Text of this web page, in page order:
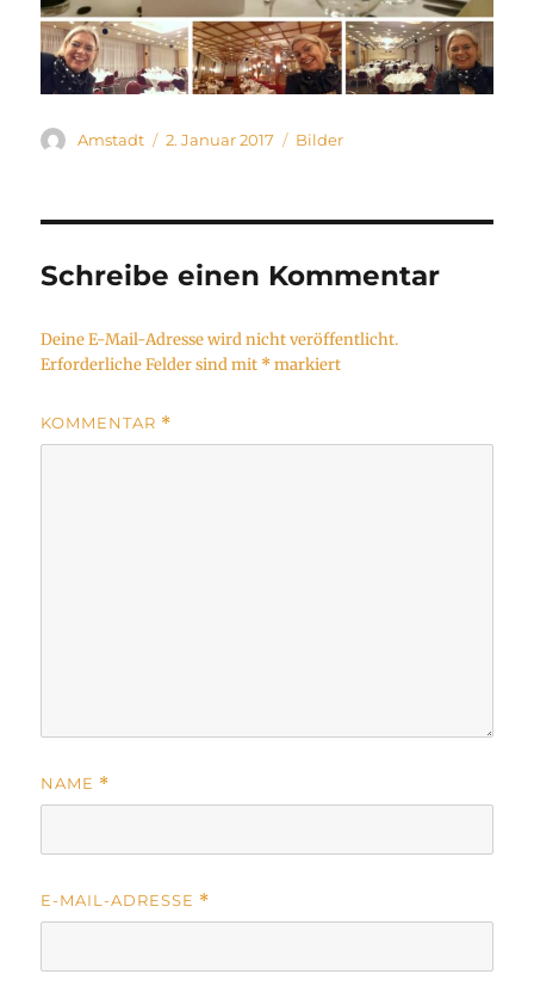
Autor
Amstadt
Veröffentlicht
2. Januar 2017 Kategorien
Bilder
Schreibe einen Kommentar
Deine E-Mail-Adresse wird nicht veröffentlicht.
Erforderliche Felder sind mit *markiert
KOMMENTAR *
NAME *
E-MAIL-ADRESSE *